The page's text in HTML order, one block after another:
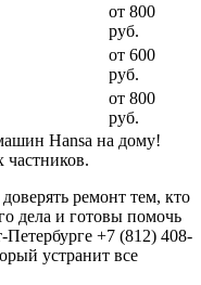
от 800
руб.
от 600
руб.
от 800
руб.
Hansa на дому!
ремонт тем, кто
дела и готовы помочь
+7 (812) 408-
устранит все